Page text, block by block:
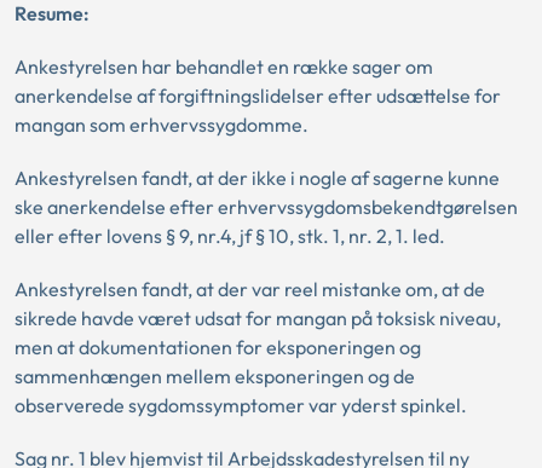
Resume:
Ankestyrelsen har behandlet en række sager om
anerkendelse af forgiftningslidelser efter udsættelse for
mangan som erhvervssygdomme.
Ankestyrelsen fandt, at der ikke i nogle af sagerne kunne
ske anerkendelse efter erhvervssygdomsbekendtgørelsen
eller efter lovens § 9, nr.4, jf § 10, stk. 1, nr. 2, 1. led.
Ankestyrelsen fandt, at der var reel mistanke om, at de
sikrede havde været udsat for mangan på toksisk niveau,
men at dokumentationen for eksponeringen og
sammenhængen mellem eksponeringen og de
observerede sygdomssymptomer var yderst spinkel.
Sag nr. 1 blev hjemvist til Arbejdsskadestyrelsen til ny